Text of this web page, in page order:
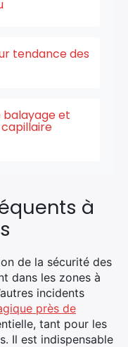
tendance des
balayage et
à
de la sécurité des
dans les zones à
incidents
près de
tant pour les
Il est indispensable